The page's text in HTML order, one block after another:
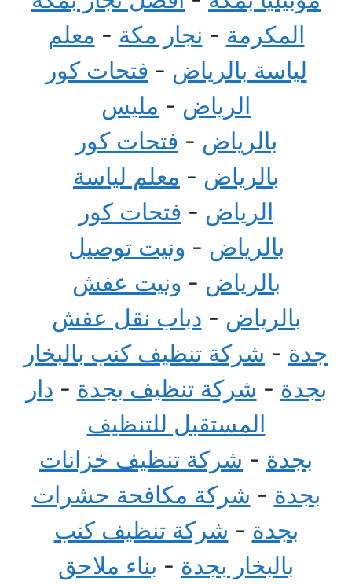
المكرمة - نجار مكة - معلم
لياسة بالرياض - فتحات كور
الرياض - مليس
بالرياض - فتحات كور
بالرياض - معلم لياسة
الرياض - فتحات كور
بالرياض - ونيت توصيل
بالرياض - ونيت عفش
بالرياض - دباب نقل عفش
جدة - شركة تنظيف كنب بالبخار
بجدة - شركة تنظيف بجدة - دار
المستقبل للتنظيف
بجدة - شركة تنظيف خزانات
بجدة - شركة مكافحة حشرات
بجدة - شركة تنظيف كنب
بالبخار بجدة - بناء ملاحق